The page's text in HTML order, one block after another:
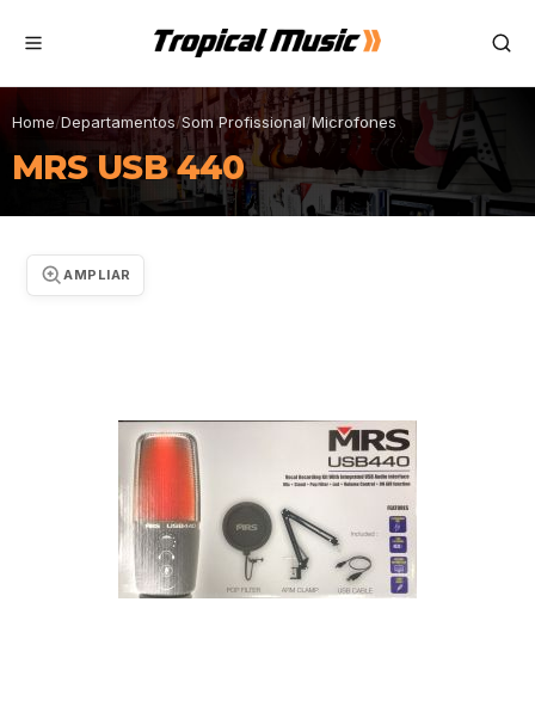
Home/Departamentos/Som Profissional/Microfones
MRS USB 440
AMPLIAR